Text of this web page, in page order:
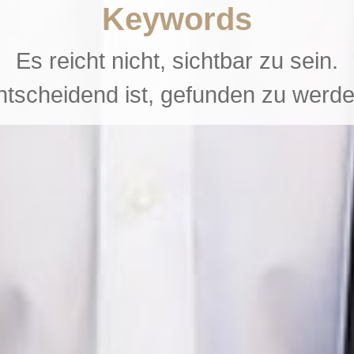
Keywords
Es reicht nicht, sichtbar zu sein.
ist, gefunden zu